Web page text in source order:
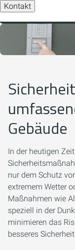
Kontakt
Gebäude
In der heutigen
nur dem Schutz
extremem Wetter
Maßnahmen wie
speziell in der
minimieren das
besseres